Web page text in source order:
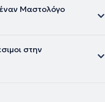
Μαστολόγο
στην